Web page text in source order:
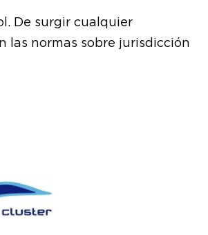
De surgir cualquier
las normas sobre jurisdicción